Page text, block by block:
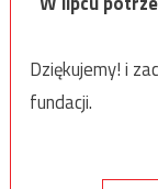
Dziękujemy! i
fundacji.